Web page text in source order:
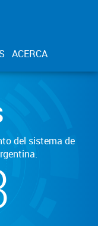
ACERCA
del sistema de